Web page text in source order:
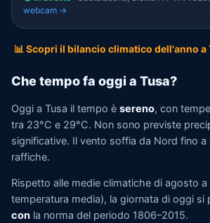
webcam →
📊 Scopri il bilancio climatico dell'anno a
Che tempo fa oggi a Tusa?
Oggi a Tusa il tempo è sereno, con
tra 23°C e 29°C. Non sono previste
significative. Il vento soffia da Nord fino a
raffiche.
Rispetto alle medie climatiche di agosto
temperatura media), la giornata di oggi si
con la norma del periodo 1806–2015.